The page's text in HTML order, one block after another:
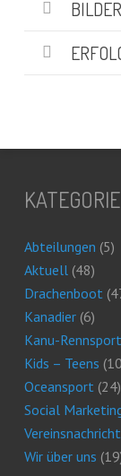
Abteilungen (5)
Aktuell(48)
Drachenboot
Kanadier(6)
Kanu-Rennsport
Kids – Teens
Oceansport(24)
Social
Wir über uns